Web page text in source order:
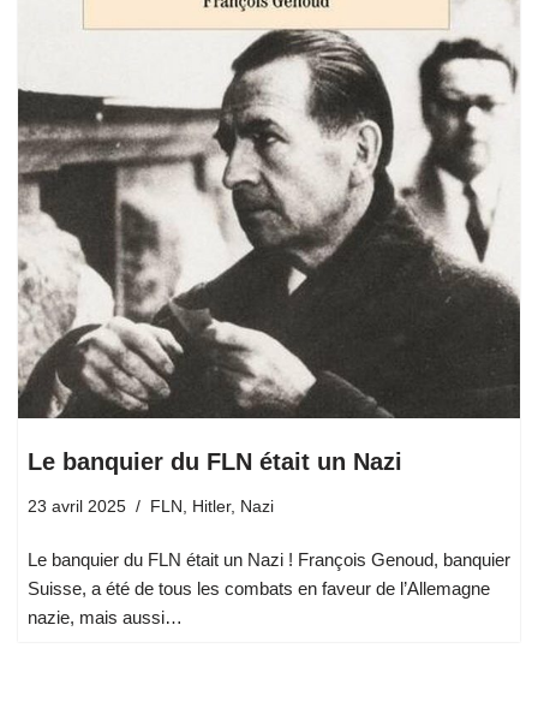
Le banquier du FLN était un Nazi
23 avril 2025 FLN , Hitler, Nazi
Le banquier du FLN était un Nazi ! François Genoud, banquier
Suisse, a été de tous les combats en faveur de l’Allemagne
nazie, mais aussi…